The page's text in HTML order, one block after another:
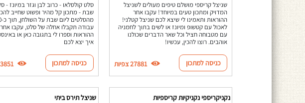
שניצל קריספי מושלם טיפים מעולים לשניצל
המדויק ומתכון טעים במיוחד! עקבו אחר
ההוראות ותאמינו לי שיצא לכם שניצל קטלני!
לאכול עם קטשופ ומיונז או לשים בתוך לחמניה
עם מטבוחה חציל וכל שאר הדברים שכולנו
אוהבים. רוצו להכין, עכשיו!
כניסה למתכון 27881 צפיות
סלט קולסלאו - כרוב לבן וגזר במיונז -
שבת - מתכון קל מהיר ופשוט שחייב
עבודה תקבלו אחלה של סלט, עקבו אחר
ההוראות וספרו לי בתגובה כאן או
איך יצא לכם
כניסה למתכון 23851
נקניקריספי נקניקיות קריספיות שניצל תירס ביתי